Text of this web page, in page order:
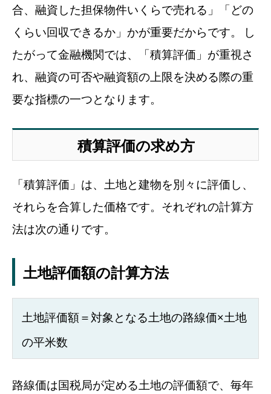
合、融資した担保物件いくらで売れる」「どの
くらい回収できるか」かが重要だからです。
し
たがって金融機関では、「積算評価」が重視さ
れ、融資の可否や融資額の上限を決める際の重
要な指標の一つとなります。
積算評価の求め方
「積算評価」は、土地と建物を別々に評価し、
それらを合算した価格です。それぞれの計算方
法は次の通りです。
土地評価額の計算方法
土地評価額＝対象となる土地の路線価×土地
の平米数
路線価は国税局が定める土地の評価額で、毎年